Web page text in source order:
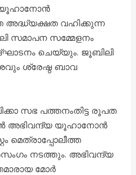
യൂഹാനോൻ
അദ്ധ്യക്ഷത വഹിക്കുന്ന
സമാപന സമ്മേളനം
ചെയ്യും. ജൂബിലി
ശ്രേഷ്ഠ ബാവ
സഭ പത്തനംതിട്ട രൂപത
അഭിവന്ദ്യ യൂഹാനോൻ
മെത്രാപ്പോലീത്ത
നടത്തും. അഭിവന്ദ്യ
മോർ